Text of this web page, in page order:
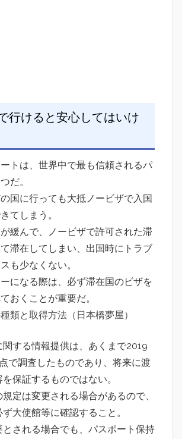
行けると安心してはいけ
トは、世界中で最も信頼されるパ
だ。
国に行っても大抵ノービザで入国
てしまう。
緩んで、ノービザで許可された滞
滞在してしまい、出国時にトラブ
も少なくない。
になる際は、必ず滞在国のビザを
おくことが重要だ。
類と取得方法（日本橋夢屋）
関する情報提供は、あくまで2019
で調査したものであり、将来に渡
保証するものではない。
規定は変更される場合があるので、
大使館等に確認すること。
とされる場合でも、パスポート保持